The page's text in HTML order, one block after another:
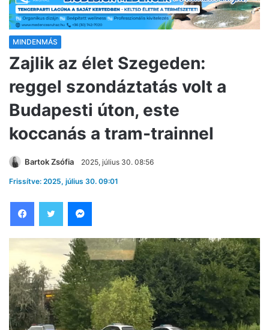
MINDENMÁS
Zajlik az élet Szegeden:
reggel szondáztatás volt a
Budapesti úton, este
koccanás a tram-trainnel
Bartok Zsófia 2025, július 30. 08:56
Frissítve: 2025, július 30. 09:01